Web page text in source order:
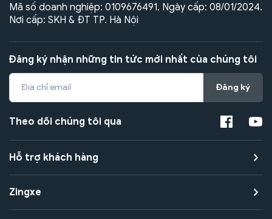
Mã số doanh nghiệp: 0109676491. Ngày cấp: 08/01/2024.
Nơi cấp: SKH & ĐT TP. Hà Nội
Đăng ký nhận những tin tức mới nhất của chúng tôi
Đăng ký
Theo dõi chúng tôi qua
Hỗ trợ khách hàng
Zingxe